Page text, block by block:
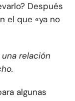
Después
el que «ya no
relación
algunas